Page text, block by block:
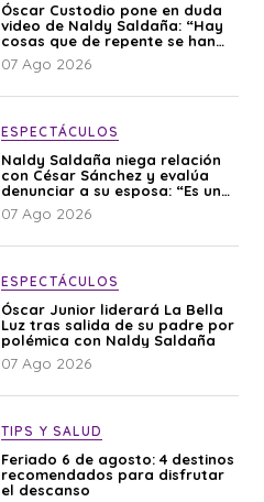
Óscar Custodio pone en duda
video de Naldy Saldaña: “Hay
cosas que de repente se han
editado”
07 Ago 2026
ESPECTÁCULOS
Naldy Saldaña niega relación
con César Sánchez y evalúa
denunciar a su esposa: “Es una
difamación”
07 Ago 2026
ESPECTÁCULOS
Óscar Junior liderará La Bella
Luz tras salida de su padre por
polémica con Naldy Saldaña
07 Ago 2026
TIPS Y SALUD
Feriado 6 de agosto: 4 destinos
recomendados para disfrutar
el descanso